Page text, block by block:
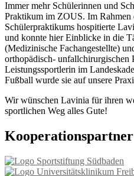
Immer mehr Schülerinnen und
Praktikum im ZOUS. Im Rahmen
Schülerpraktikums hospitierte
und konnte hier Einblicke in die
(Medizinische Fachangestellte)
orthopädisch- unfallchirurgischen
Leistungssportlerin im
Fußball wurde sie auf unsere
Wir wünschen Lavinia für ihren
sportlichen Weg alles Gute!